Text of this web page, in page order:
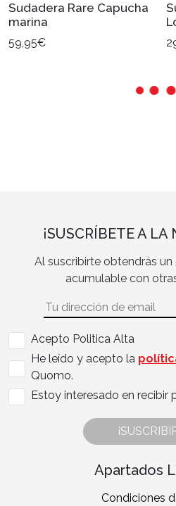
Sudadera Rare Capucha
marina
59,95€
¡SUSCRÍBETE A
Al suscribirte obtendrás
acumulable con
Acepto Politica Alta
He leído y acepto la
Quomo.
Estoy interesado en recibir
Apartados
Condiciones